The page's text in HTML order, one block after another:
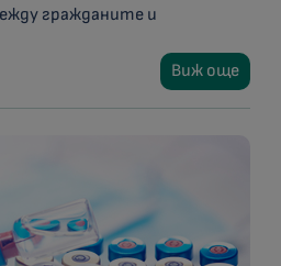
гражданите и
Виж още